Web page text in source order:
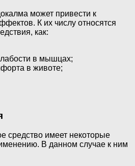
может привести к
К их числу относятся
как:
в мышцах;
в животе;
средство имеет некоторые
В данном случае к ним